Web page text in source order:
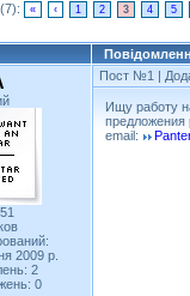
« ‹ 1 2 3 4 5
2009 р.
2
0
Пост №1 |
Ищу работу
предложения
email: